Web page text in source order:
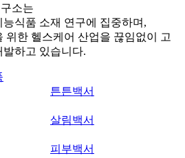
소는
식품 소재 연구에 집중하며,
위한 헬스케어 산업을 끊임없이 고
하고 있습니다.
튼튼백서
살림백서
피부백서